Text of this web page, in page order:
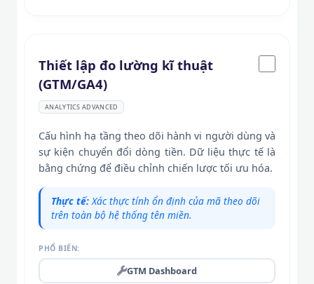
Thiết lập đo lường kĩ thuật
(GTM/GA4)
ANALYTICS ADVANCED
Cấu hình hạ tầng theo dõi hành vi người dùng và
sự kiện chuyển đổi dòng tiền. Dữ liệu thực tế là
bằng chứng để điều chỉnh chiến lược tối ưu hóa.
Thực tế:Xác thực tính ổn định của mã theo dõi
trên toàn bộ hệ thống tên miền.
PHỔ BIẾN:
GTM Dashboard